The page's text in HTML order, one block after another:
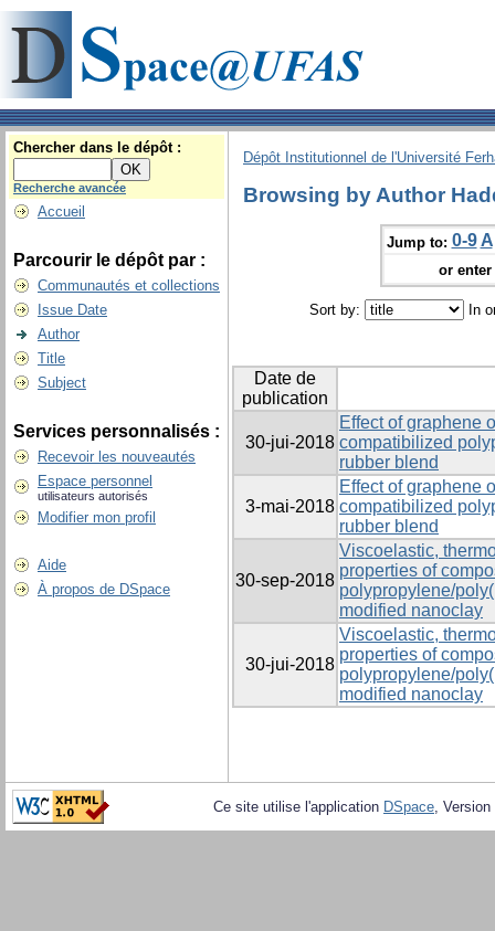
Chercher dans le dépôt :
Recherche avancée
Accueil
Parcourir le dépôt par :
Communautés et collections
Issue Date
Author
Title
Subject
Services personnalisés :
Recevoir les nouveautés
Espace personnel
utilisateurs autorisés
Modifier mon profil
Aide
À propos de DSpace
Dépôt Institutionnel de l'Université
Browsing by Author
Jump to: 0-9 A
or
Sort by: In
Date de
publication
30-jui-2018
Effect of graphene
compatibilized
rubber blend
3-mai-2018
Effect of graphene
compatibilized
rubber blend
30-sep-2018
Viscoelastic,
properties of
polypropylene/
modified nanoclay
30-jui-2018
Viscoelastic,
properties of
polypropylene/
modified nanoclay
Ce site utilise l'application DSpace,